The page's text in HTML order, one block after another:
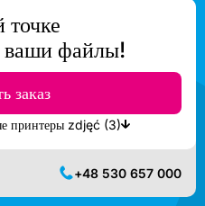
точке
ваши файлы!
заказ
Показать ближайшие доступные принтеры zdjęć (3)
+48 530 657 000